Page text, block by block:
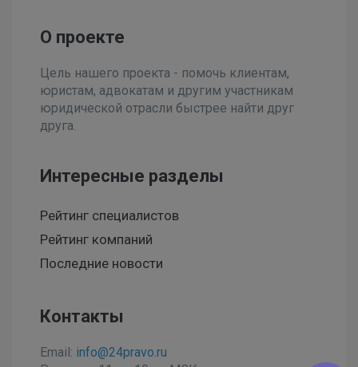
О проекте
Цель нашего проекта - помочь клиентам,
юристам, адвокатам и другим участникам
юридической отрасли быстрее найти друг
друга.
Интересные разделы
Рейтинг специалистов
Рейтинг компаний
Последние новости
Контакты
Email: info@24pravo.ru